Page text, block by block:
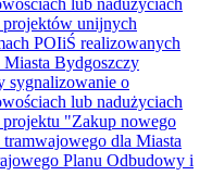
unijnych
POIiŚ realizowanych
Bydgoszczy
sygnalizowanie o
lub nadużyciach
"Zakup nowego
dla Miasta
Planu Odbudowy i